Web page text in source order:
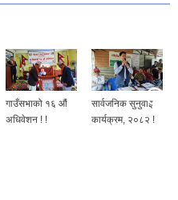
गाउँसभाको १६ औं
अधिवेशन ! !
सार्वजनिक सुनुवाइ
कार्यक्रम, २०८२ !